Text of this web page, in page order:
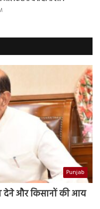
Punjab
देने और किसानों की आय